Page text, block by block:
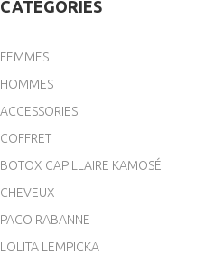
CATÉGORIES
FEMMES
HOMMES
ACCESSORIES
COFFRET
BOTOX CAPILLAIRE KAMOSÉ
CHEVEUX
PACO RABANNE
LOLITA LEMPICKA